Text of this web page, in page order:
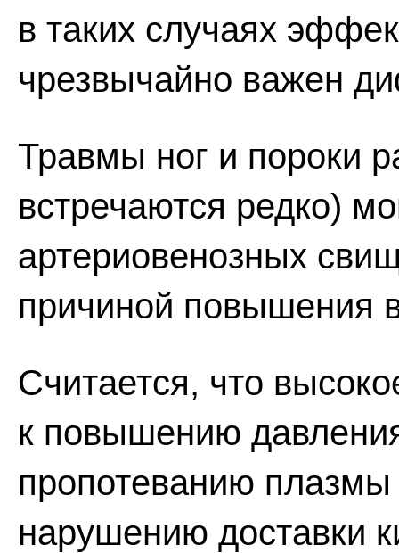
в таких случаях
чрезвычайно важен
Травмы ног и пороки
встречаются редко)
артериовенозных
причиной повышения
Считается, что
к повышению
пропотеванию плазмы
нарушению доставки